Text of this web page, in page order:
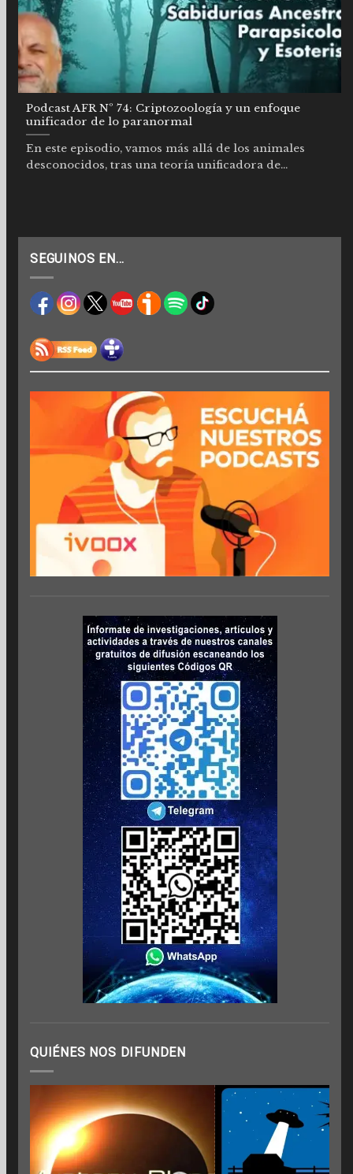
Podcast AFR Nº 74: Criptozoología y un enfoque
unificador de lo paranormal
En este episodio, vamos más allá de los animales
desconocidos, tras una teoría unificadora de...
SEGUINOS EN…
QUIÉNES NOS DIFUNDEN